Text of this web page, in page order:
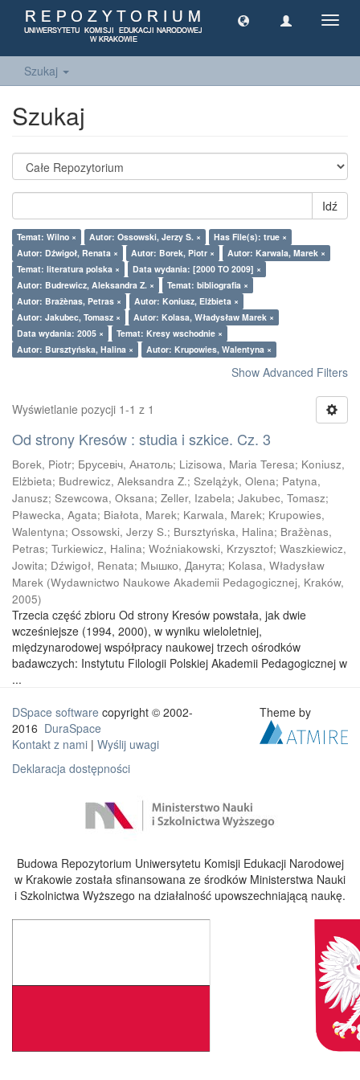
Szukaj
Szukaj
Idź
Temat: Wilno × Autor: Ossowski, Jerzy S. ×
Has File(s): true ×
Autor: Dźwigoł, Renata ×
Autor: Borek, Piotr ×
Autor: Karwala, Marek ×
Temat: literatura polska ×
Data wydania: [2000 TO 2009] ×
Autor: Budrewicz, Aleksandra Z. ×
Temat: bibliografia ×
Autor: Bražènas, Petras ×
Autor: Koniusz, Elżbieta ×
Autor: Jakubec, Tomasz ×
Autor: Kolasa, Władysław Marek ×
Data wydania: 2005 ×
Temat: Kresy wschodnie ×
Autor: Bursztyńska, Halina ×
Autor: Krupowies, Walentyna ×
Show Advanced Filters
Wyświetlanie pozycji 1-1 z 1
Od strony Kresów : studia i szkice. Cz. 3
Borek, Piotr; Брусевіч, Анатоль; Lizisowa, Maria Teresa; Koniusz,
Elżbieta; Budrewicz, Aleksandra Z.; Szelążyk, Olena; Patyna,
Janusz; Szewcowa, Oksana; Zeller, Izabela; Jakubec, Tomasz;
Pławecka, Agata; Białota, Marek; Karwala, Marek; Krupowies,
Walentyna; Ossowski, Jerzy S.; Bursztyńska, Halina; Bražènas,
Petras; Turkiewicz, Halina; Woźniakowski, Krzysztof; Waszkiewicz,
Jowita; Dźwigoł, Renata; Мышко, Данута; Kolasa, Władysław
Marek (Wydawnictwo Naukowe Akademii Pedagogicznej, Kraków,
2005)
Trzecia część zbioru Od strony Kresów powstała, jak dwie
wcześniejsze (1994, 2000), w wyniku wieloletniej,
międzynarodowej współpracy naukowej trzech ośrodków
badawczych: Instytutu Filologii Polskiej Akademii Pedagogicznej w
...
DSpace software copyright © 2002-
2016 DuraSpace
Kontakt z nami | Wyślij uwagi
Deklaracja dostępności
Theme by
Budowa Repozytorium Uniwersytetu Komisji Edukacji Narodowej
w Krakowie została sfinansowana ze środków Ministerstwa Nauki
i Szkolnictwa Wyższego na działalność upowszechniającą naukę.